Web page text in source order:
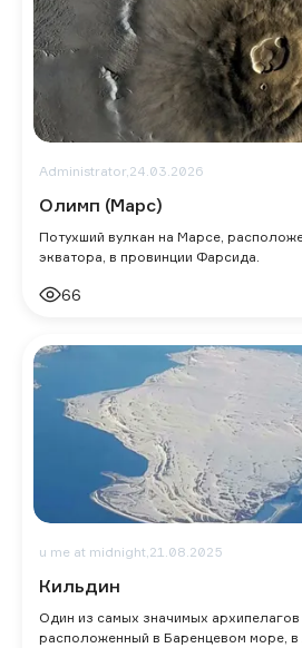
Administrator,24.03.2026
Олимп (Марс)
Потухший вулкан на Марсе,
экватора, в провинции Фарсида.
66
u me at midnight,21.08.2025
Кильдин
Один из самых значимых архипелагов
расположенный в Баренцевом море, в